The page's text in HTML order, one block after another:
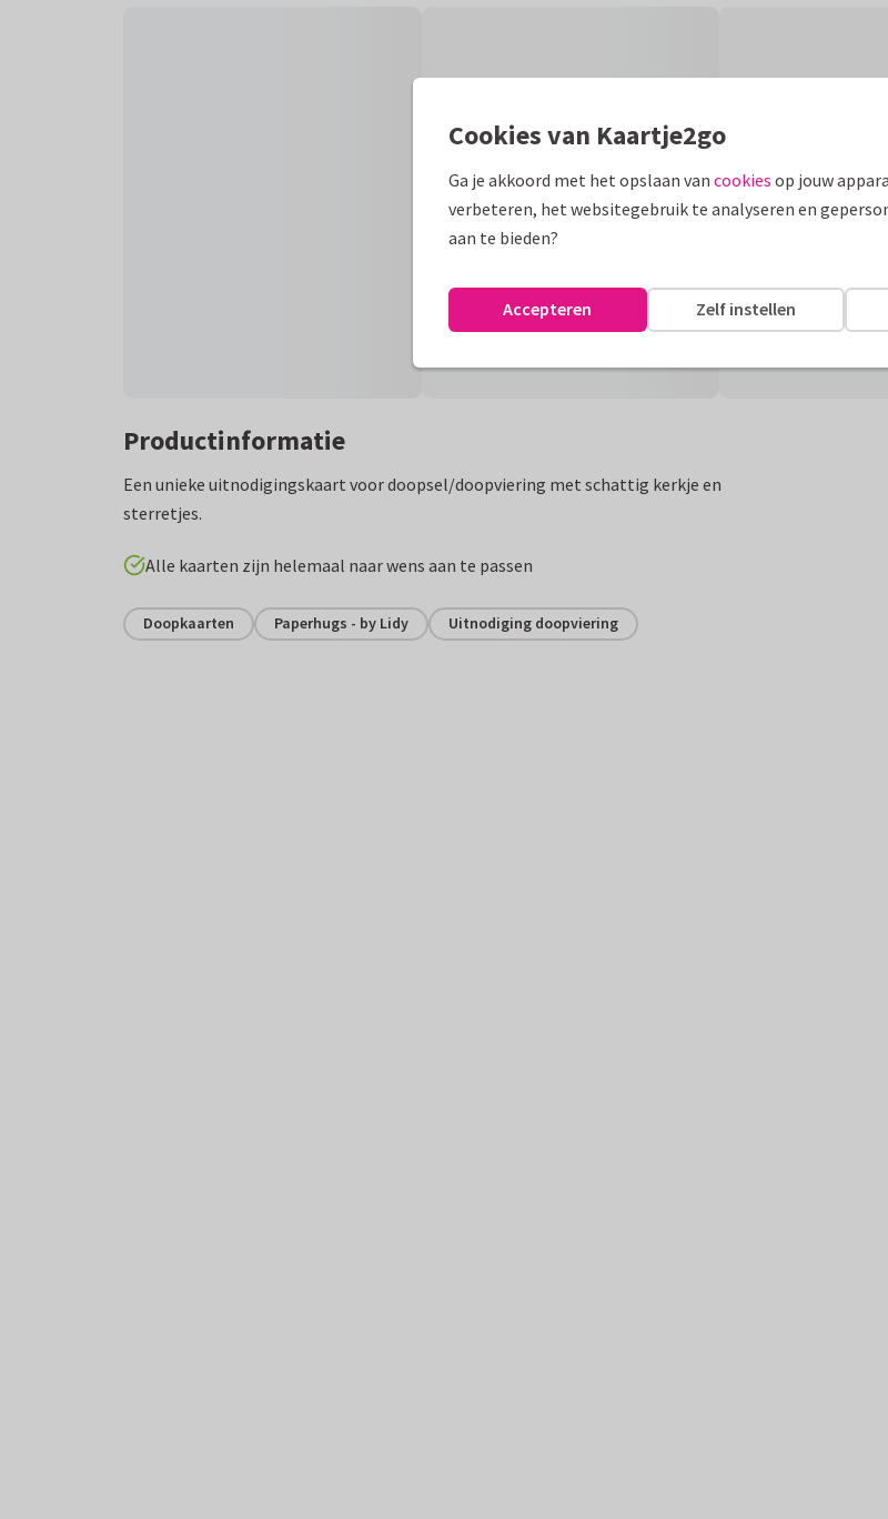
Productinformatie
Een unieke uitnodigingskaart voor doopsel/doopviering met schattig kerkje en
sterretjes.
Alle kaarten zijn helemaal naar wens aan te passen
Doopkaarten Paperhugs - by Lidy Uitnodiging doopviering
Cookies van Kaartje2go
Ga je akkoord met het opslaan van cookies op jouw
verbeteren, het websitegebruik te analyseren en
aan te bieden?
Zelf instellen
Accepteren